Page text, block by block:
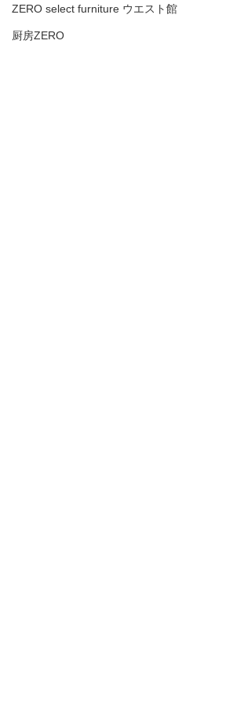
ZERO select furniture ウエスト館
厨房ZERO